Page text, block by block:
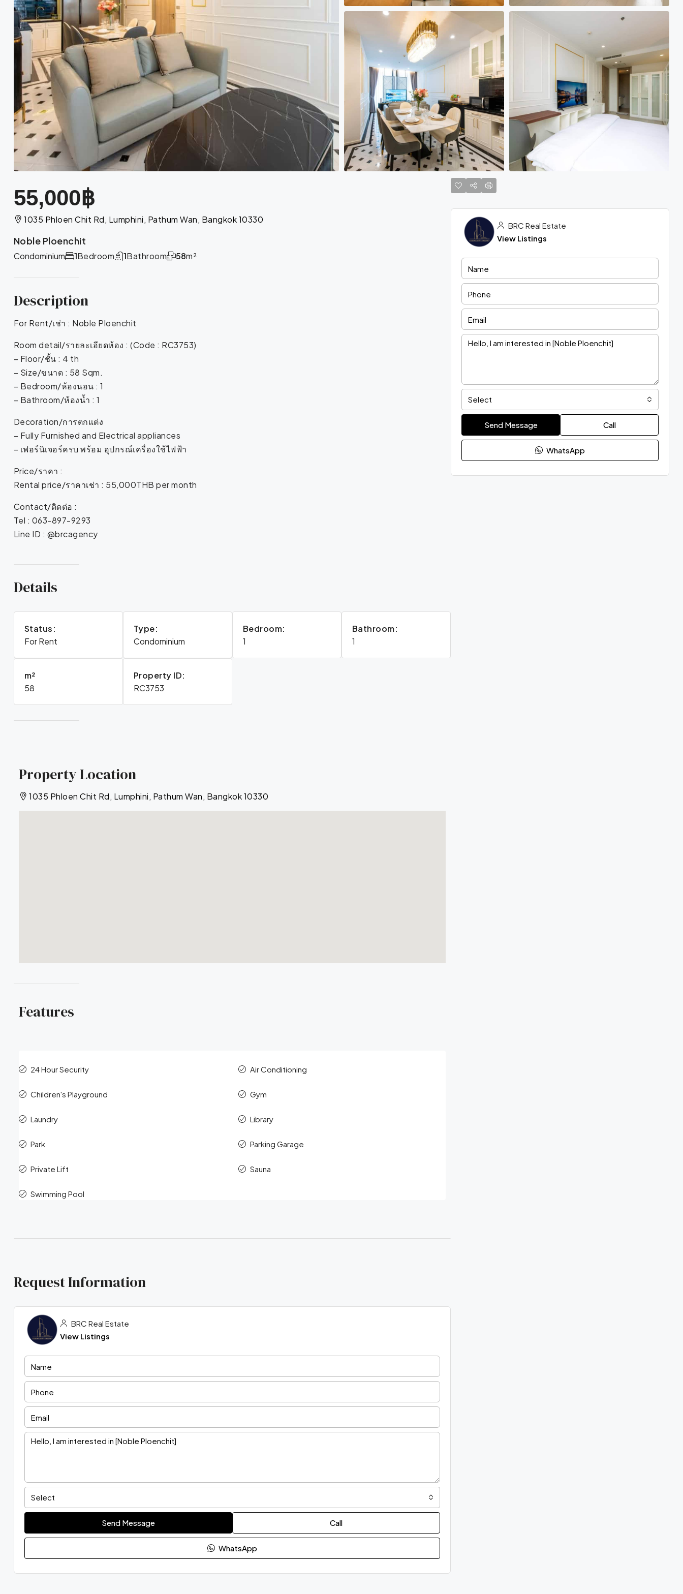
55,000฿
1035 Phloen Chit Rd, Lumphini, Pathum Wan, Bangkok 10330
Noble Ploenchit
Condominium Bedroom
1 Bathroom
1 m²
58
Description
For Rent/เช่า : Noble Ploenchit
Room detail/รายละเอียดห้อง : (Code : RC3753)
– Floor/ชั้น : 4 th
– Size/ขนาด : 58 Sqm.
– Bedroom/ห้องนอน : 1
– Bathroom/ห้องน้ำ : 1
Decoration/การตกแต่ง
– Fully Furnished and Electrical appliances
– เฟอร์นิเจอร์ครบ พร้อม อุปกรณ์เครื่องใช้ไฟฟ้า
Price/ราคา :
Rental price/ราคาเช่า : 55,000THB per month
Contact/ติดต่อ :
Tel : 063-897-9293
Line ID : @brcagency
Details
Status:
For Rent
Type:
Condominium
Bedroom:
1
Bathroom:
1
m²
58
Property ID:
RC3753
Property Location
1035 Phloen Chit Rd, Lumphini, Pathum Wan, Bangkok 10330
Features
24 Hour Security Air Conditioning
Children's Playground Gym
Laundry Library
Park Parking Garage
Private Lift Sauna
Swimming Pool
BRC Real Estate
View Listings
Select
Send Message Call
WhatsApp
Request Information
BRC Real Estate
View Listings
Select
Send Message Call
WhatsApp